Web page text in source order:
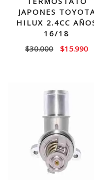
JAPONES
HILUX 2.4CC
16/18
$30.000
El
$30.000.
$15.990El